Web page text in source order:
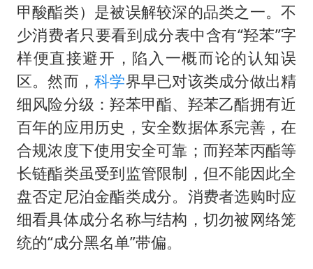
甲酸酯类）是被误解较深的品类之一。不
少消费者只要看到成分表中含有“羟苯”字
样便直接避开，陷入一概而论的认知误
区。然而，科学界早已对该类成分做出精
细风险分级：羟苯甲酯、羟苯乙酯拥有近
百年的应用历史，安全数据体系完善，在
合规浓度下使用安全可靠；而羟苯丙酯等
长链酯类虽受到监管限制，但不能因此全
盘否定尼泊金酯类成分。消费者选购时应
细看具体成分名称与结构，切勿被网络笼
统的“成分黑名单”带偏。